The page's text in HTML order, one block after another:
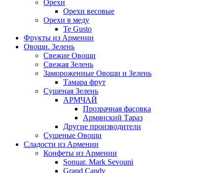
Орехи
Орехи весовые
Орехи в меду
Te Gusto
Фрукты из Армении
Овощи. Зелень
Свежие Овощи
Свежая Зелень
Замороженные Овощи и Зелень
Тамара фрут
Сушеная Зелень
АРМЧАЙ
Прозрачная фасовка
Армянский Тараз
Другие производители
Сушеные Овощи
Сладости из Армении
Конфеты из Армении
Sonuar. Mark Sevouni
Grand Candy